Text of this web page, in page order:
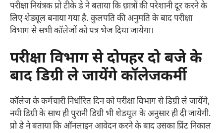
परीक्षा नियंत्रक प्रो टीके डे ने बताया कि छात्रों की परेशानी दूर करने के
लिए शेड्यूल बनाया गया है. कुलपति की अनुमति के बाद परीक्षा
विभाग से सभी कॉलेजों को पत्र भेज दिया जायेगा।
परीक्षा विभाग से दोपहर दो बजे के
बाद डिग्री ले जायेंगे कॉलेजकर्मी
कॉलेज के कर्मचारी निर्धारित दिन को परीक्षा विभाग से डिग्री ले जायेंगे,
नयी डिग्री के साथ ही पुरानी डिग्री भी शेडयूल के अनुसार ही दी जायेगी.
प्रो डे ने बताया कि ऑनलाइन आवेदन करने के बाद उसका प्रिंट निकाल